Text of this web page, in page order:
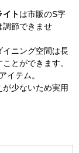
イトは市販のS字
調節できませ
イニング空間は長
とができます。
イテム。
少ないため実用